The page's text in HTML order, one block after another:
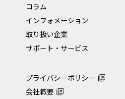
コラム
インフォメーション
取り扱い企業
サポート・サービス
プライバシーポリシー
会社概要